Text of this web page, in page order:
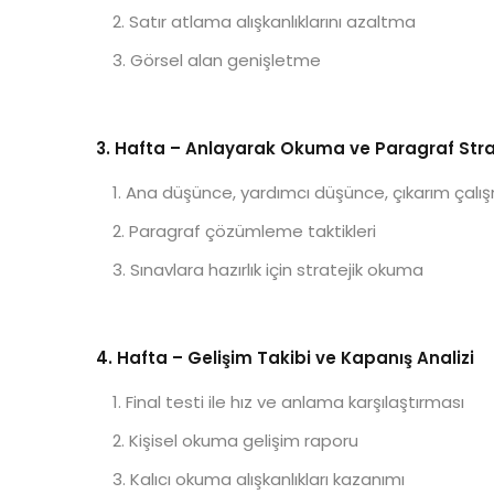
Satır atlama alışkanlıklarını azaltma
Görsel alan genişletme
3. Hafta – Anlayarak Okuma ve Paragraf
Ana düşünce, yardımcı düşünce, çıkarım
Paragraf çözümleme taktikleri
Sınavlara hazırlık için stratejik okuma
4. Hafta – Gelişim Takibi ve Kapanış Analizi
Final testi ile hız ve anlama karşılaştırması
Kişisel okuma gelişim raporu
Kalıcı okuma alışkanlıkları kazanımı